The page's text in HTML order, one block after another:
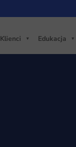
Klienci Edukacja